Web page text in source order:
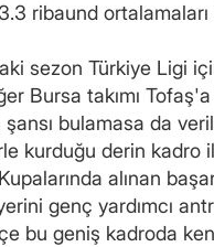
ribaund ortalamaları
sezon Türkiye Ligi
Bursa takımı
şansı bulamasa da
kurduğu derin kadro
alınan
genç yardımcı
bu geniş kadroda